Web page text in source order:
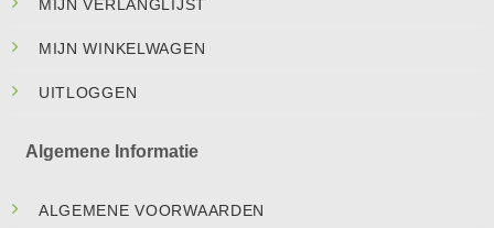
MIJN VERLANGLIJST
MIJN WINKELWAGEN
UITLOGGEN
Algemene Informatie
ALGEMENE VOORWAARDEN